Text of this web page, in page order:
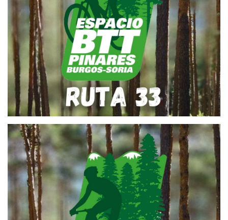
RUTA BTT 33 – ARROYO DE
RELOSCORTO
26 de abril de 2022